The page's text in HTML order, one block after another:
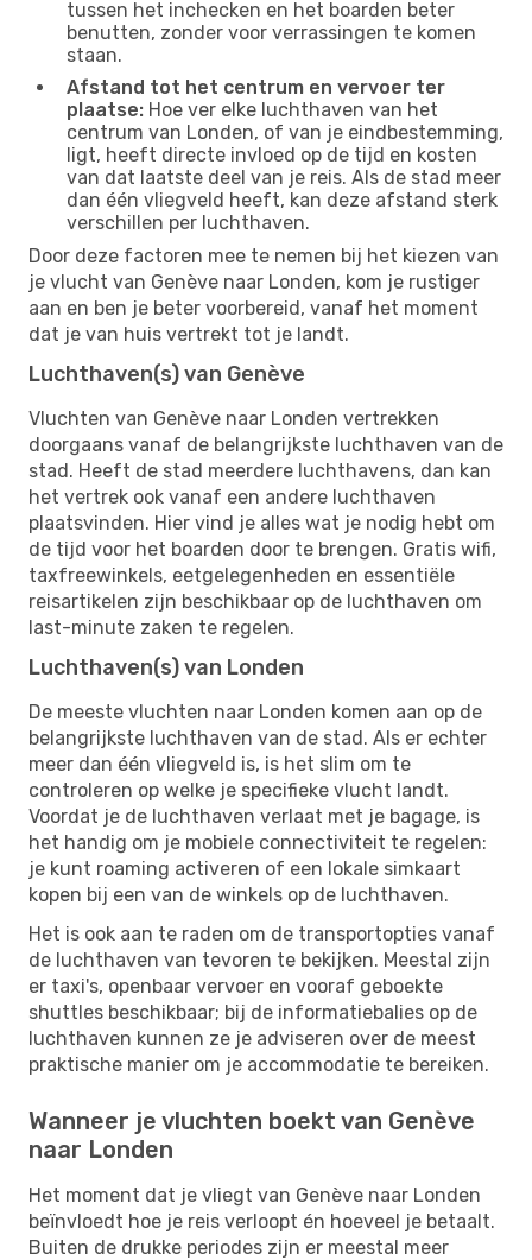
tussen het inchecken en het boarden beter
benutten, zonder voor verrassingen te komen
staan.
Afstand tot het centrum en vervoer ter
plaatse: Hoe ver elke luchthaven van het
centrum van Londen, of van je eindbestemming,
ligt, heeft directe invloed op de tijd en kosten
van dat laatste deel van je reis. Als de stad meer
dan één vliegveld heeft, kan deze afstand sterk
verschillen per luchthaven.
Door deze factoren mee te nemen bij het kiezen van
je vlucht van Genève naar Londen, kom je rustiger
aan en ben je beter voorbereid, vanaf het moment
dat je van huis vertrekt tot je landt.
Luchthaven(s) van Genève
Vluchten van Genève naar Londen vertrekken
doorgaans vanaf de belangrijkste luchthaven van de
stad. Heeft de stad meerdere luchthavens, dan kan
het vertrek ook vanaf een andere luchthaven
plaatsvinden. Hier vind je alles wat je nodig hebt om
de tijd voor het boarden door te brengen. Gratis wifi,
taxfreewinkels, eetgelegenheden en essentiële
reisartikelen zijn beschikbaar op de luchthaven om
last-minute zaken te regelen.
Luchthaven(s) van Londen
De meeste vluchten naar Londen komen aan op de
belangrijkste luchthaven van de stad. Als er echter
meer dan één vliegveld is, is het slim om te
controleren op welke je specifieke vlucht landt.
Voordat je de luchthaven verlaat met je bagage, is
het handig om je mobiele connectiviteit te regelen:
je kunt roaming activeren of een lokale simkaart
kopen bij een van de winkels op de luchthaven.
Het is ook aan te raden om de transportopties vanaf
de luchthaven van tevoren te bekijken. Meestal zijn
er taxi's, openbaar vervoer en vooraf geboekte
shuttles beschikbaar; bij de informatiebalies op de
luchthaven kunnen ze je adviseren over de meest
praktische manier om je accommodatie te bereiken.
Wanneer je vluchten boekt van Genève
naar Londen
Het moment dat je vliegt van Genève naar Londen
beïnvloedt hoe je reis verloopt én hoeveel je betaalt.
Buiten de drukke periodes zijn er meestal meer